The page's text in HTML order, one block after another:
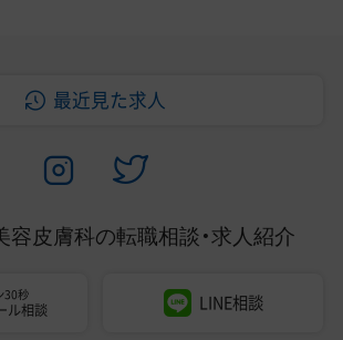
最近見た求人
容皮膚科の転職相談・求人紹介
30秒
ル相談 LINE相談